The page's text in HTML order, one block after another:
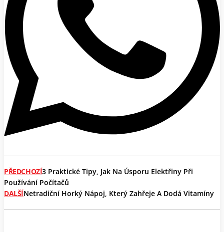
PŘEDCHOZÍ3 Praktické Tipy, Jak Na Úsporu Elektřiny Při
Používání Počítačů
DALŠÍNetradiční Horký Nápoj, Který Zahřeje A Dodá Vitamíny